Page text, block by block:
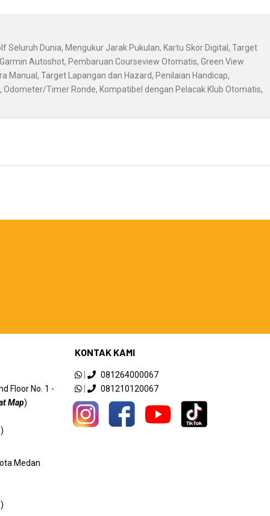
Seluruh Dunia, Mengukur Jarak Pukulan, Kartu Skor Digital, Target
Autoshot, Pembaruan Courseview Otomatis, Green View
Manual, Target Lapangan dan Hazard, Penilaian Handicap,
Odometer/Timer Ronde, Kompatibel dengan Pelacak Klub Otomatis,
Floor No. 1 -
Map)
Medan
KONTAK KAMI
|
081264000067
|
081210120067